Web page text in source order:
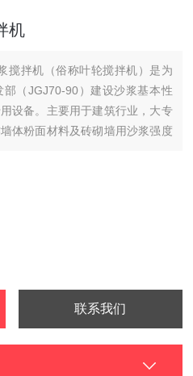
机
搅拌机（俗称叶轮搅拌机）是为
（JGJ70-90）建设沙浆基本性
设备。主要用于建筑行业，大专
体粉面材料及砖砌墙用沙浆强度
时针运动而搅拌筒按逆时针运动
联系我们